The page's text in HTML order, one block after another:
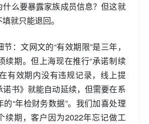
什么要暴露家族成员信息？但这就
就只能退回。
：文网文的“有效期限”是三年，
续期。但上海现在推行“承诺制续
有效期内没有违规记录，线上提
诺书》就能自动延续，但需要在系
“年检财务数据”。我们加喜处理
续期，客户因为2022年忘记做工